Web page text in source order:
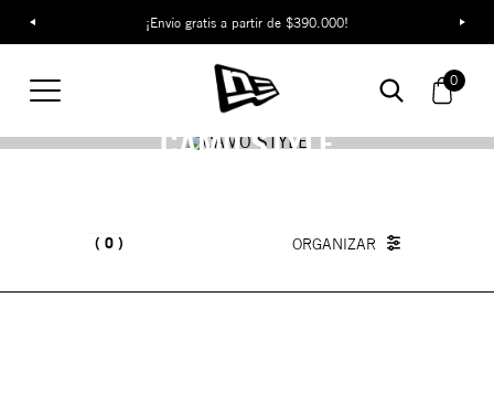
¡Envío gratis a partir de $390.000!
0
CAMO STYLE
0